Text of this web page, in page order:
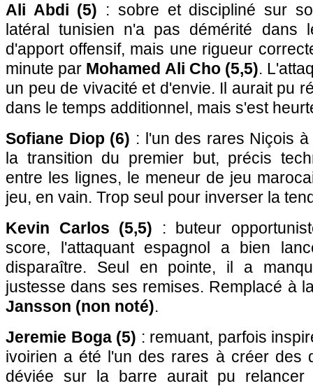
Ali Abdi (5) : sobre et discipliné sur
latéral tunisien n'a pas démérité dans
d'apport offensif, mais une rigueur
minute par Mohamed Ali Cho (5,5).
un peu de vivacité et d'envie. Il aurait pu
dans le temps additionnel, mais s'est
Sofiane Diop (6) : l'un des rares Niçois
la transition du premier but, précis
entre les lignes, le meneur de jeu
jeu, en vain. Trop seul pour inverser la
Kevin Carlos (5,5) : buteur
score, l'attaquant espagnol a bien
disparaître. Seul en pointe, il a
justesse dans ses remises. Remplacé à
Jansson (non noté).
Jeremie Boga (5) : remuant, parfois
ivoirien a été l'un des rares à créer des
déviée sur la barre aurait pu